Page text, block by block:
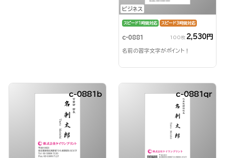
ビジネス
スピード1時間対応 スピード3時間対応
c-0881 100枚 2,530円
名前の習字文字がポイント！
c-0881b c-0881qr